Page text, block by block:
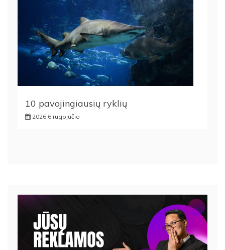
10 pavojingiausių ryklių
2026 6 rugpjūčio